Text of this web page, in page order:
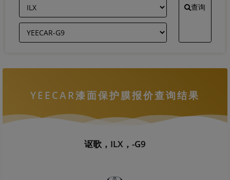
查询
YEECAR漆面保护膜报价查询结果
讴歌，ILX，-G9